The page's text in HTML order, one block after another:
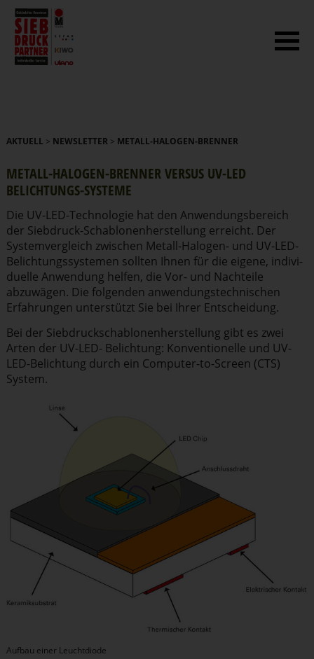
AKTUELL > NEWSLETTER > METALL-HALOGEN-BRENNER
METALL-HALOGEN-BRENNER VERSUS UV-LED
BELICHTUNGS-SYSTEME
Die UV-LED-Technologie hat den Anwen­dungs­be­reich
der Siebdruck-Schablo­nen­her­stellung erreicht. Der
System­ver­gleich zwischen Metall-Halogen- und UV-LED-
Belich­tungs­sys­temen sollten Ihnen für die eigene, indivi­
duelle Anwendung helfen, die Vor- und Nachteile
abzuwägen. Die folgenden anwen­dungs­tech­ni­schen
Erfahrungen unterstützt Sie bei Ihrer Entscheidung.
Bei der Siebdruck­scha­blo­nen­her­stellung gibt es zwei
Arten der UV-LED- Belichtung: Konven­tio­nelle und UV-
LED-Belichtung durch ein Computer-to-Screen (CTS)
System.
Aufbau einer Leuchtdiode